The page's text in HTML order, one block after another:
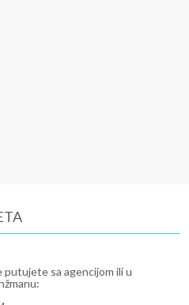
putujete sa agencijom ili u